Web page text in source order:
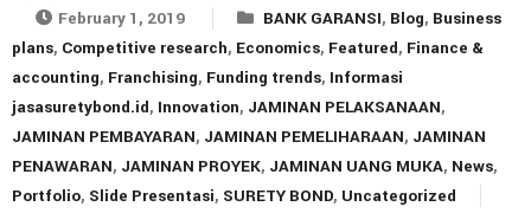
February 1, 2019 BANK GARANSI, Blog, Business
plans, Competitive research, Economics, Featured, Finance &
accounting, Franchising, Funding trends, Informasi
jasasuretybond.id, Innovation, JAMINAN PELAKSANAAN,
JAMINAN PEMBAYARAN, JAMINAN PEMELIHARAAN, JAMINAN
PENAWARAN, JAMINAN PROYEK, JAMINAN UANG MUKA, News,
Portfolio, Slide Presentasi, SURETY BOND, Uncategorized